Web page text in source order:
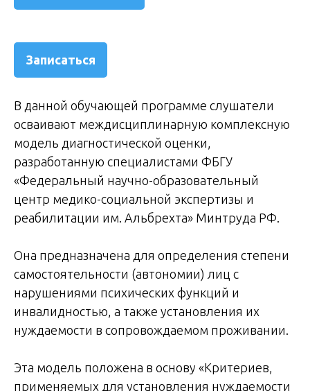
Записаться
В данной обучающей программе слушатели
осваивают междисциплинарную комплексную
модель диагностической оценки,
разработанную специалистами ФБГУ
«Федеральный научно-образовательный
центр медико-социальной экспертизы и
реабилитации им. Альбрехта» Минтруда РФ.
Она предназначена для определения степени
самостоятельности (автономии) лиц с
нарушениями психических функций и
инвалидностью, а также установления их
нуждаемости в сопровождаемом проживании.
Эта модель положена в основу «Критериев,
применяемых для установления нуждаемости